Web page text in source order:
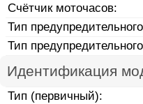
Счётчик моточасов:
Тип
Тип
Идентификация
Тип (первичный):